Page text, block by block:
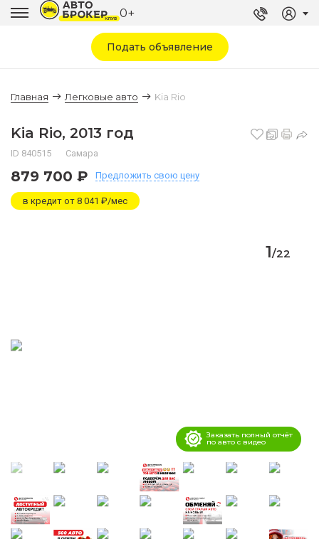
0+
Подать объявление
Главная Легковые авто Kia Rio
Kia Rio, 2013 год
ID 840515 Самара
879 700 ₽ Предложить свою цену
в кредит от 8 041 ₽/мес
Заказать полный отчёт
по авто с видео
1/22